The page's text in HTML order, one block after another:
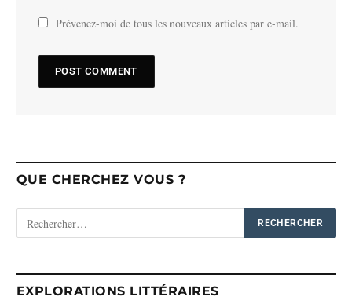
Prévenez-moi de tous les nouveaux articles par e-mail.
QUE CHERCHEZ VOUS ?
EXPLORATIONS LITTÉRAIRES